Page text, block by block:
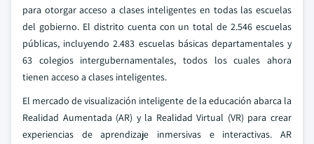
para otorgar acceso a clases inteligentes en todas las escuelas
del gobierno. El distrito cuenta con un total de 2.546 escuelas
públicas, incluyendo 2.483 escuelas básicas departamentales y
63 colegios intergubernamentales, todos los cuales ahora
tienen acceso a clases inteligentes.
El mercado de visualización inteligente de la educación abarca la
Realidad Aumentada (AR) y la Realidad Virtual (VR) para crear
experiencias de aprendizaje inmersivas e interactivas. AR